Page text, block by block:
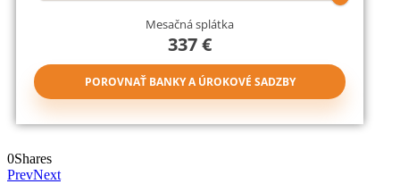
0Shares
PrevNext